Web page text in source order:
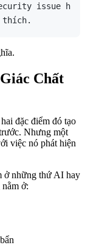
issue
Chất
đặc điểm đó tạo
Nhưng một
việc nó phát hiện
ở những thứ AI hay
ở: